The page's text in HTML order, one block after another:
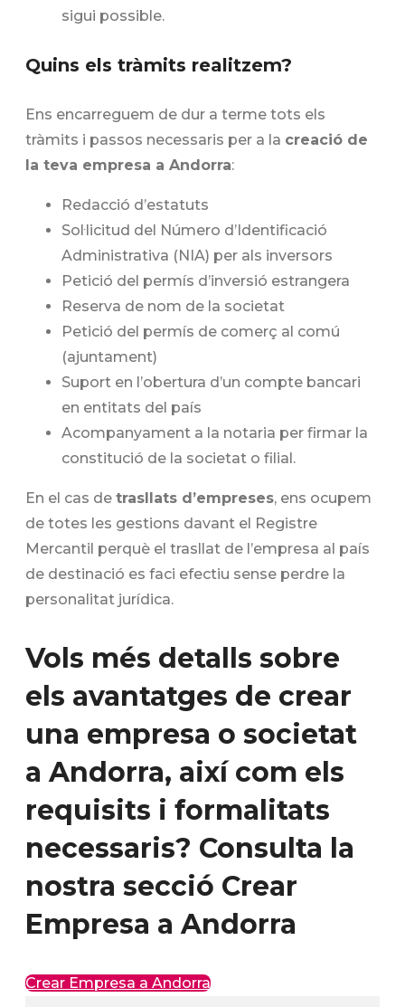
sigui possible.
Quins els tràmits realitzem?
Ens encarreguem de dur a terme tots els
tràmits i passos necessaris per a la creació de
la teva empresa a Andorra:
Redacció d’estatuts
Sol·licitud del Número d’Identificació
Administrativa (NIA) per als inversors
Petició del permís d’inversió estrangera
Reserva de nom de la societat
Petició del permís de comerç al comú
(ajuntament)
Suport en l’obertura d’un compte bancari
en entitats del país
Acompanyament a la notaria per firmar la
constitució de la societat o filial.
En el cas de trasllats d’empreses, ens ocupem
de totes les gestions davant el Registre
Mercantil perquè el trasllat de l’empresa al país
de destinació es faci efectiu sense perdre la
personalitat jurídica.
Vols més detalls sobre
els avantatges de crear
una empresa o societat
a Andorra, així com els
requisits i formalitats
necessaris? Consulta la
nostra secció Crear
Empresa a Andorra
Crear Empresa a Andorra